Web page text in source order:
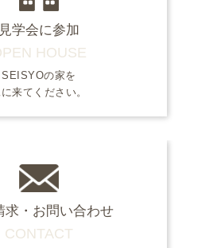
見学会に参加
HOUSE
SEISYOの家を
に来てください。
求・お問い合わせ
CONTACT